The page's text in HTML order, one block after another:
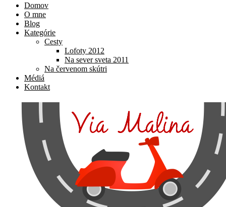
Domov
O mne
Blog
Kategórie
Cesty
Lofoty 2012
Na sever sveta 2011
Na červenom skútri
Médiá
Kontakt